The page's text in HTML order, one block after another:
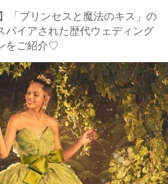
「プリンセスと魔法のキス」の
パイアされた歴代ウェディング
をご紹介♡